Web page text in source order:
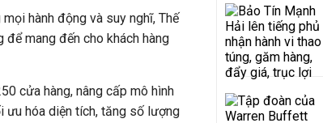
hành động và suy nghĩ, Thế
mang đến cho khách hàng
cửa hàng, nâng cấp mô hình
ưu hóa diện tích, tăng số lượng